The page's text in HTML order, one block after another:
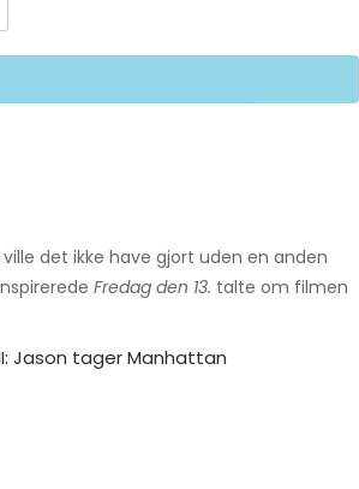
det ikke have gjort uden en anden
Fredag ​​den 13. talte om filmen